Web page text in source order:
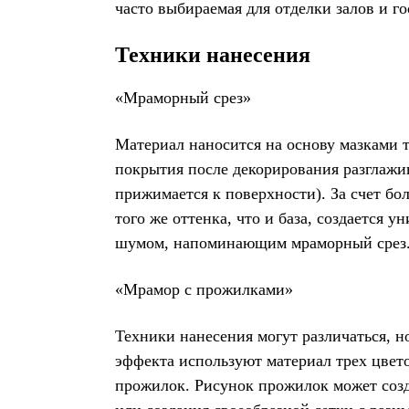
часто выбираемая для отделки залов и
Техники нанесения
«Мраморный срез»
Материал наносится на основу
покрытия после декорирования
прижимается к поверхности). За счет
того же оттенка, что и база, создается
шумом, напоминающим мраморный
«Мрамор с прожилками»
Техники нанесения могут различаться,
эффекта используют материал трех
прожилок. Рисунок прожилок может